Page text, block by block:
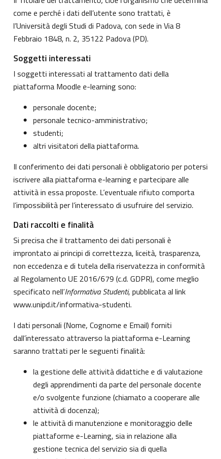
come e perché i dati dell’utente sono trattati, è
l’Università degli Studi di Padova, con sede in Via 8
Febbraio 1848, n. 2, 35122 Padova (PD).
Soggetti interessati
I soggetti interessati al trattamento dati della
piattaforma Moodle e-learning sono:
personale docente;
personale tecnico-amministrativo;
studenti;
altri visitatori della piattaforma.
Il conferimento dei dati personali è obbligatorio per potersi
iscrivere alla piattaforma e-learning e partecipare alle
attività in essa proposte. L’eventuale rifiuto comporta
l’impossibilità per l’interessato di usufruire del servizio.
Dati raccolti e finalità
Si precisa che il trattamento dei dati personali è
improntato ai principi di correttezza, liceità, trasparenza,
non eccedenza e di tutela della riservatezza in conformità
al Regolamento UE 2016/679 (c.d. GDPR), come meglio
specificato nell’Informativa Studenti, pubblicata al link
www.unipd.it/informativa-studenti.
I dati personali (Nome, Cognome e Email) forniti
dall’interessato attraverso la piattaforma e-Learning
saranno trattati per le seguenti finalità:
la gestione delle attività didattiche e di valutazione
degli apprendimenti da parte del personale docente
e/o svolgente funzione (chiamato a cooperare alle
attività di docenza);
le attività di manutenzione e monitoraggio delle
piattaforme e-Learning, sia in relazione alla
gestione tecnica del servizio sia di quella